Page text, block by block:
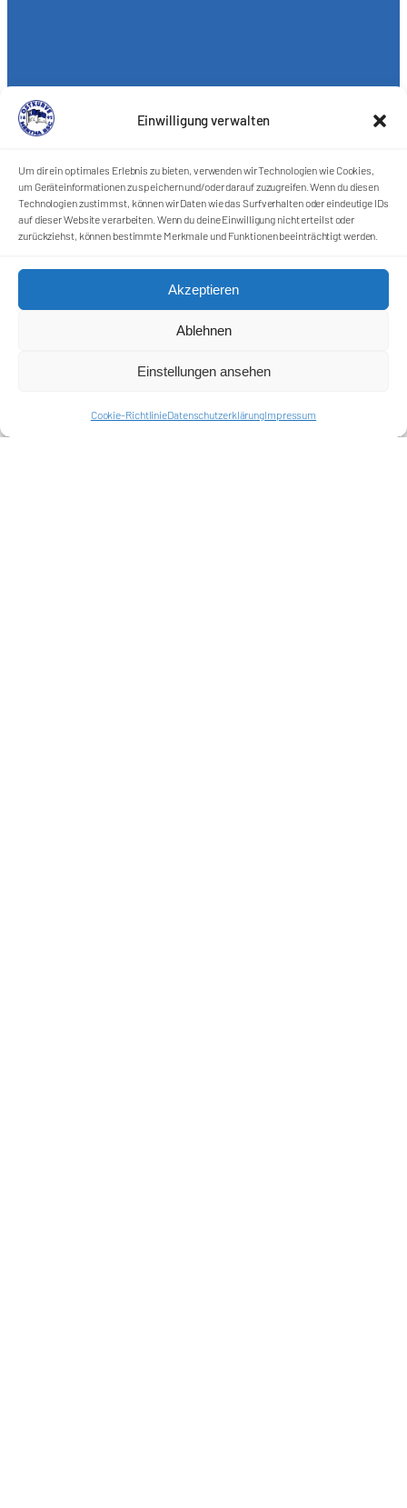
Einwilligung verwalten
Um dir ein optimales Erlebnis zu bieten, verwenden wir Technologien wie Cookies,
um Geräteinformationen zu speichern und/oder darauf zuzugreifen. Wenn du diesen
Technologien zustimmst, können wir Daten wie das Surfverhalten oder eindeutige IDs
auf dieser Website verarbeiten. Wenn du deine Einwilligung nicht erteilst oder
zurückziehst, können bestimmte Merkmale und Funktionen beeinträchtigt werden.
Akzeptieren
Ablehnen
Einstellungen ansehen
Cookie-RichtlinieDatenschutzerklärungImpressum